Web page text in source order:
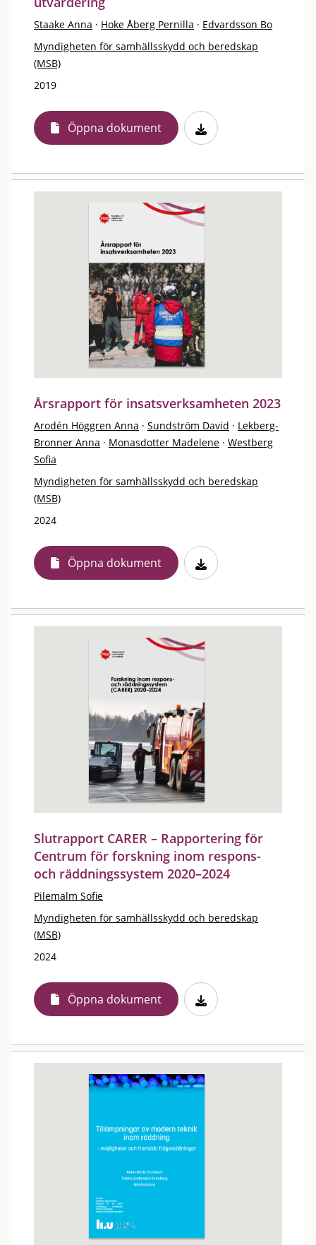
Staake Anna · Hoke Åberg Pernilla · Edvardsson Bo
Myndigheten för samhällsskydd och beredskap
(MSB)
2019
Öppna dokument
Årsrapport för insatsverksamheten 2023
Arodén Höggren Anna · Sundström David · Lekberg-
Bronner Anna · Monasdotter Madelene · Westberg
Sofia
Myndigheten för samhällsskydd och beredskap
(MSB)
2024
Öppna dokument
Slutrapport CARER – Rapportering för
Centrum för forskning inom respons-
och räddningssystem 2020–2024
Pilemalm Sofie
Myndigheten för samhällsskydd och beredskap
(MSB)
2024
Öppna dokument